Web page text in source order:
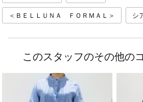
＜ＢＥＬＬＵＮＡ ＦＯＲＭＡＬ＞ シ
このスタッフのその他の